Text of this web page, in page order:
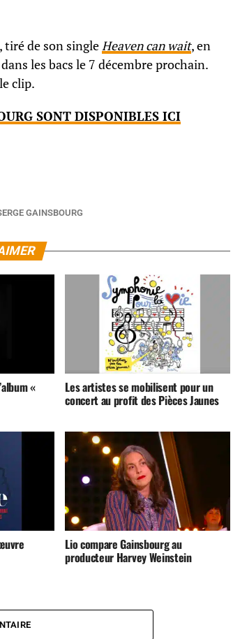
tiré de son singleHeaven can wait, en
les bacs le 7 décembre prochain.
clip.
SONT DISPONIBLES ICI
GAINSBOURG
« Les artistes se mobilisent pour un
concert au profit des Pièces Jaunes
Lio compare Gainsbourg au
producteur Harvey Weinstein